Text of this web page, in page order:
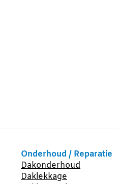
Onderhoud / Reparatie
Dakonderhoud
Daklekkage